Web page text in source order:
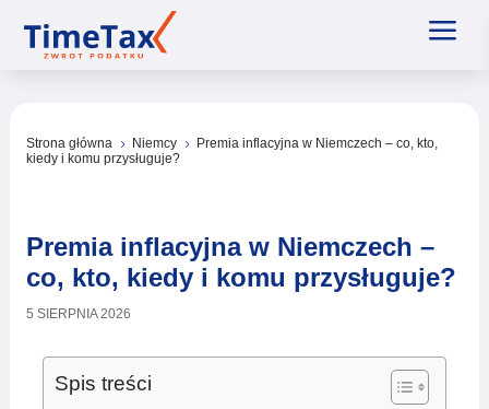
a
Strona główna 5 Niemcy 5
Premia inflacyjna w Niemczech – co, kto,
kiedy i komu przysługuje?
Premia inflacyjna w Niemczech –
co, kto, kiedy i komu przysługuje?
5 SIERPNIA 2026
Spis treści